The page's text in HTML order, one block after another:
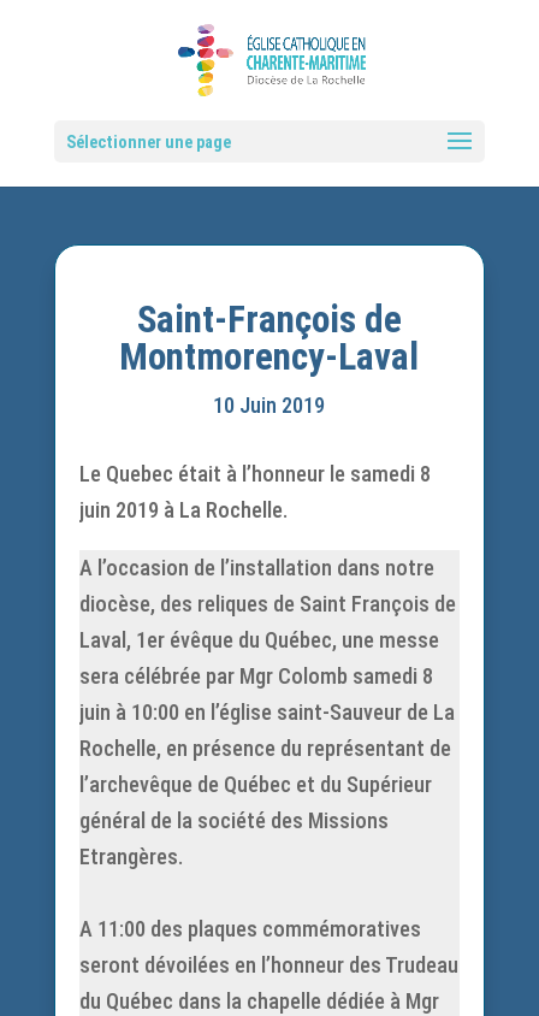
Sélectionner une page
Saint-François de
Montmorency-Laval
10 Juin 2019
Le Quebec était à l’honneur le samedi 8
juin 2019 à La Rochelle.
A l’occasion de l’installation dans notre
diocèse, des reliques de Saint François de
Laval, 1er évêque du Québec, une messe
sera célébrée par Mgr Colomb samedi 8
juin à 10:00 en l’église saint-Sauveur de La
Rochelle, en présence du représentant de
l’archevêque de Québec et du Supérieur
général de la société des Missions
Etrangères.
A 11:00 des plaques commémoratives
seront dévoilées en l’honneur des Trudeau
du Québec dans la chapelle dédiée à Mgr